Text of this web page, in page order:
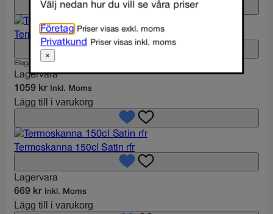
Termoskanna 1.3L, Eleganza WMF.
Eleganza
Lagervara
1059 kr Inkl. Moms
Lägg till i varukorg
Termoskanna 150cl Satin rfr
Lagervara
669 kr Inkl. Moms
Lägg till i varukorg
Välj nedan hur du vill se våra priser
Företag Priser visas exkl. moms
Privatkund Priser visas inkl. moms
×